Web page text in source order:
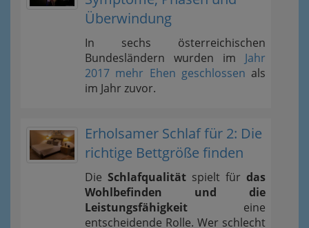
Überwindung
In sechs österreichischen
Bundesländern wurden im Jahr
2017 mehr Ehen geschlossen als
im Jahr zuvor.
Erholsamer Schlaf für 2: Die
richtige Bettgröße finden
Die Schlafqualität spielt für das
Wohlbefinden und die
Leistungsfähigkeit eine
entscheidende Rolle. Wer schlecht